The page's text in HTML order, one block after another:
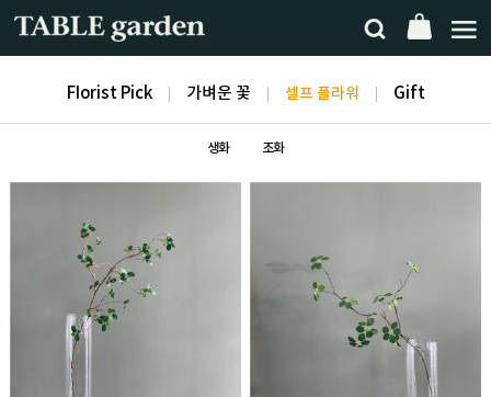
FIorist Pick 가벼운 꽃 셀프 플라워 Gift
생화 조화